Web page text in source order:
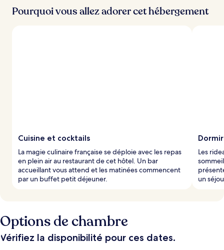
Pourquoi vous allez adorer cet hébergement
Cuisine et cocktails
La magie culinaire française se déploie avec les repas
en plein air au restaurant de cet hôtel. Un bar
accueillant vous attend et les matinées commencent
par un buffet petit déjeuner.
Les
un
Options de chambre
Vérifiez la disponibilité pour ces dates.